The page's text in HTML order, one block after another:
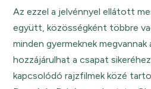
Az ezzel a jelvénnyel ellátott
együtt, közösségként többre
minden gyermeknek megvannak
hozzájárulhat a csapat
kapcsolódó rajzfilmek közé